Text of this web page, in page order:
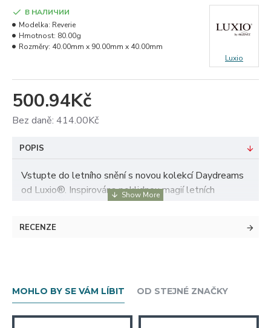
500.94Kč
Bez daně: 414.00Kč
В НАЛИЧИИ
Modelka: Reverie
Hmotnost: 80.00g
Rozměry: 40.00mm x 90.00mm x 40.00mm
Luxio
POPIS
Vstupte do letního snění s novou kolekcí Daydreams
od Luxio®. Inspirována poklidnou magií letních
odpolední, tato kolekce tří jemných transparentních
pomíjivou krásu klidného dne.
decentní tón vhodný pro každodenní i elegantní
vzhled.
RECENZE
MOHLO BY SE VÁM LÍBIT OD STEJNÉ ZNAČKY